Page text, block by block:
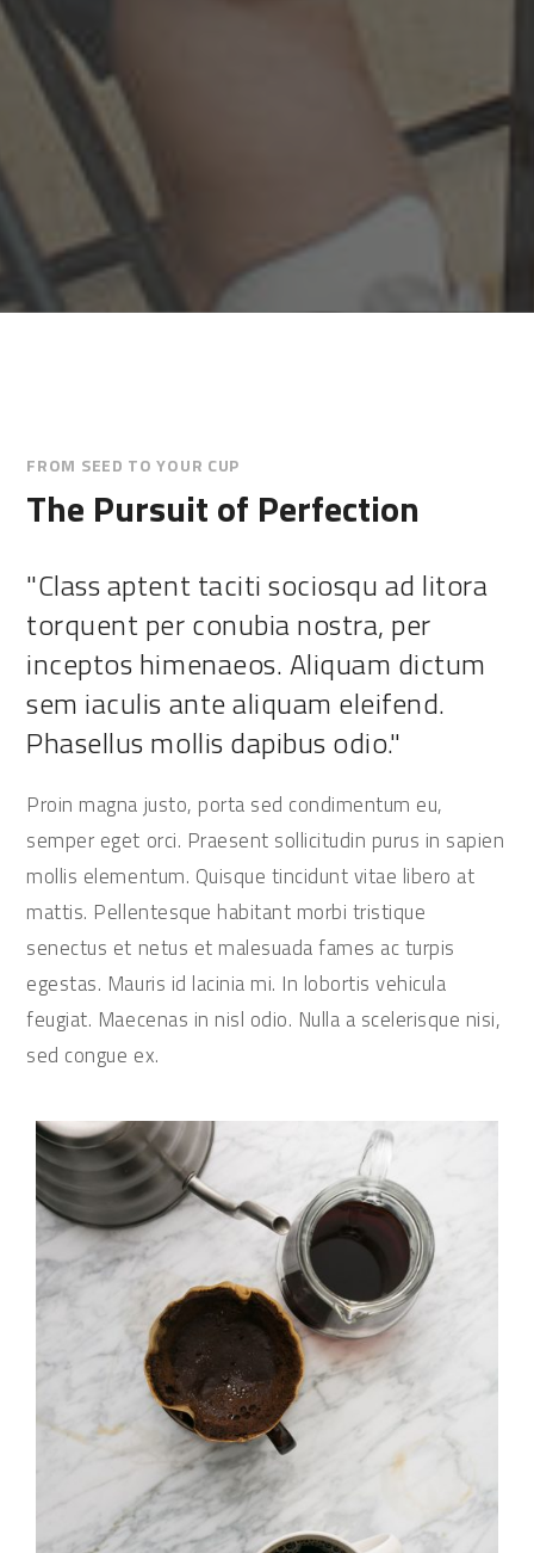
FROM SEED TO YOUR CUP
The Pursuit of Perfection
"Class aptent taciti sociosqu ad litora
torquent per conubia nostra, per
inceptos himenaeos. Aliquam dictum
sem iaculis ante aliquam eleifend.
Phasellus mollis dapibus odio."
Proin magna justo, porta sed condimentum eu,
semper eget orci. Praesent sollicitudin purus in sapien
mollis elementum. Quisque tincidunt vitae libero at
mattis. Pellentesque habitant morbi tristique
senectus et netus et malesuada fames ac turpis
egestas. Mauris id lacinia mi. In lobortis vehicula
feugiat. Maecenas in nisl odio. Nulla a scelerisque nisi,
sed congue ex.